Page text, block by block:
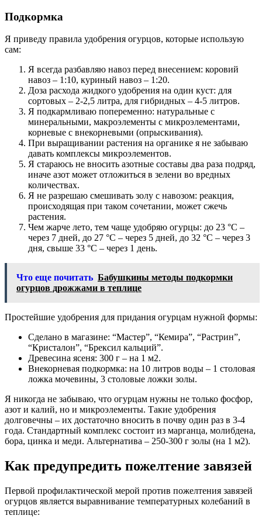
Подкормка
Я приведу правила удобрения огурцов, которые использую
сам:
Я всегда разбавляю навоз перед внесением: коровий
навоз – 1:10, куриный навоз – 1:20.
Доза расхода жидкого удобрения на один куст: для
сортовых – 2-2,5 литра, для гибридных – 4-5 литров.
Я подкармливаю попеременно: натуральные с
минеральными, макроэлементы с микроэлементами,
корневые с внекорневыми (опрыскивания).
При выращивании растения на органике я не забываю
давать комплексы микроэлементов.
Я стараюсь не вносить азотные составы два раза подряд,
иначе азот может отложиться в зелени во вредных
количествах.
Я не разрешаю смешивать золу с навозом: реакция,
происходящая при таком сочетании, может сжечь
растения.
Чем жарче лето, тем чаще удобряю огурцы: до 23 °С –
через 7 дней, до 27 °С – через 5 дней, до 32 °С – через 3
дня, свыше 33 °С – через 1 день.
Что еще почитать Бабушкины методы подкормки
огурцов дрожжами в теплице
Простейшие удобрения для придания огурцам нужной формы:
Сделано в магазине: “Мастер”, “Кемира”, “Растрин”,
“Кристалон”, “Брексил кальций”.
Древесина ясеня: 300 г – на 1 м2.
Внекорневая подкормка: на 10 литров воды – 1 столовая
ложка мочевины, 3 столовые ложки золы.
Я никогда не забываю, что огурцам нужны не только фосфор,
азот и калий, но и микроэлементы. Такие удобрения
долговечны – их достаточно вносить в почву один раз в 3-4
года. Стандартный комплекс состоит из марганца, молибдена,
бора, цинка и меди. Альтернатива – 250-300 г золы (на 1 м2).
Как предупредить пожелтение завязей
Первой профилактической мерой против пожелтения завязей
огурцов является выравнивание температурных колебаний в
теплице: